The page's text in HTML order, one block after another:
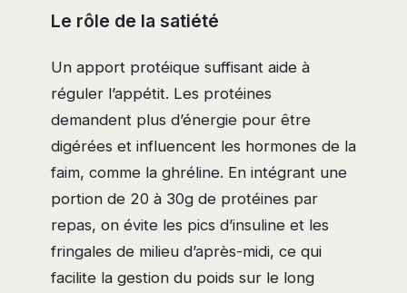
Le rôle de la satiété
Un apport protéique suffisant aide à
réguler l’appétit. Les protéines
demandent plus d’énergie pour être
digérées et influencent les hormones de la
faim, comme la ghréline. En intégrant une
portion de 20 à 30g de protéines par
repas, on évite les pics d’insuline et les
fringales de milieu d’après-midi, ce qui
facilite la gestion du poids sur le long